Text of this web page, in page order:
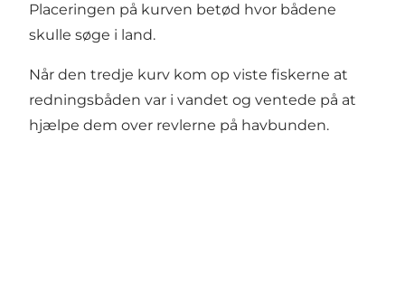
Placeringen på kurven betød hvor bådene
skulle søge i land.
Når den tredje kurv kom op viste fiskerne at
redningsbåden var i vandet og ventede på at
hjælpe dem over revlerne på havbunden.